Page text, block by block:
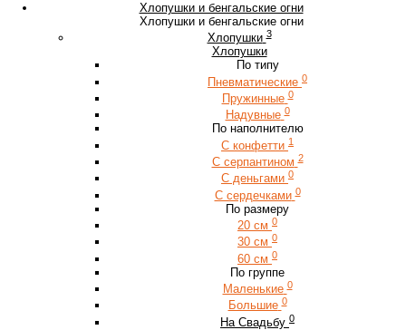
Хлопушки и бенгальские огни
Хлопушки и бенгальские огни
Хлопушки 3
Хлопушки
По типу
Пневматические 0
Пружинные 0
Надувные 0
По наполнителю
С конфетти 1
С серпантином 2
С деньгами 0
С сердечками 0
По размеру
20 см 0
30 см 0
60 см 0
По группе
Маленькие 0
Большие 0
На Свадьбу 0